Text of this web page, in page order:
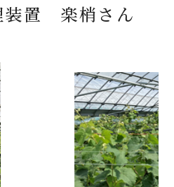
装置 楽梢さん